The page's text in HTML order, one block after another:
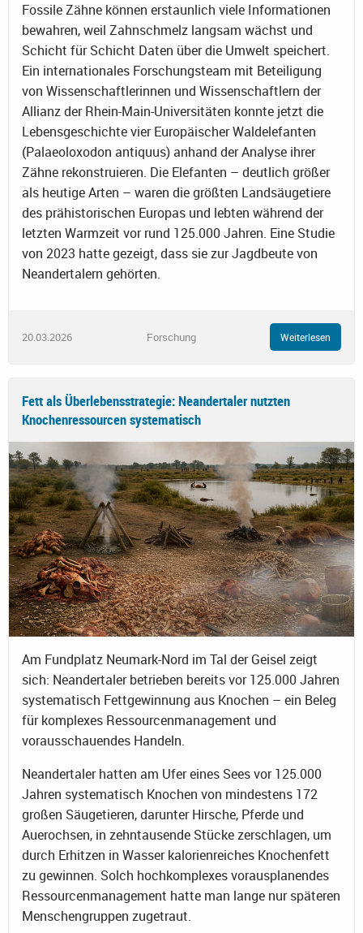
Fossile Zähne können erstaunlich viele Informationen
bewahren, weil Zahnschmelz langsam wächst und
Schicht für Schicht Daten über die Umwelt speichert.
Ein internationales Forschungsteam mit Beteiligung
von Wissenschaftlerinnen und Wissenschaftlern der
Allianz der Rhein-Main-Universitäten konnte jetzt die
Lebensgeschichte vier Europäischer Waldelefanten
(Palaeoloxodon antiquus) anhand der Analyse ihrer
Zähne rekonstruieren. Die Elefanten – deutlich größer
als heutige Arten – waren die größten Landsäugetiere
des prähistorischen Europas und lebten während der
letzten Warmzeit vor rund 125.000 Jahren. Eine Studie
von 2023 hatte gezeigt, dass sie zur Jagdbeute von
Neandertalern gehörten.
20.03.2026 Forschung Weiterlesen
Fett als Überlebensstrategie: Neandertaler nutzten
Knochenressourcen systematisch
Am Fundplatz Neumark-Nord im Tal der Geisel zeigt
sich: Neandertaler betrieben bereits vor 125.000 Jahren
systematisch Fettgewinnung aus Knochen – ein Beleg
für komplexes Ressourcenmanagement und
vorausschauendes Handeln.
Neandertaler hatten am Ufer eines Sees vor 125.000
Jahren systematisch Knochen von mindestens 172
großen Säugetieren, darunter Hirsche, Pferde und
Auerochsen, in zehntausende Stücke zerschlagen, um
durch Erhitzen in Wasser kalorienreiches Knochenfett
zu gewinnen. Solch hochkomplexes vorausplanendes
Ressourcenmanagement hatte man lange nur späteren
Menschengruppen zugetraut.